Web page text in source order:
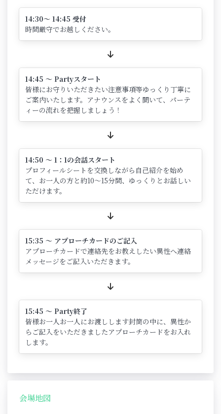
14:30～ 14:45 受付
時間厳守でお越しください。
14:45 ～ Partyスタート
皆様にお守りいただきたい注意事項等ゆっくり丁寧に
ご案内いたします。アナウンスをよく聞いて、パーテ
ィーの流れを把握しましょう！
14:50 ～ 1：1の会話スタート
プロフィールシートを交換しながら自己紹介を始め
て、お一人の方と約10～15分間、ゆっくりとお話しい
ただけます。
15:35 ～ アプローチカードのご記入
アプローチカードで連絡先をお教えしたい異性へ連絡
メッセージをご記入いただきます。
15:45 ～ Party終了
皆様お一人お一人にお渡しします封筒の中に、異性か
らご記入をいただきましたアプローチカードをお入れ
します。
会場地図